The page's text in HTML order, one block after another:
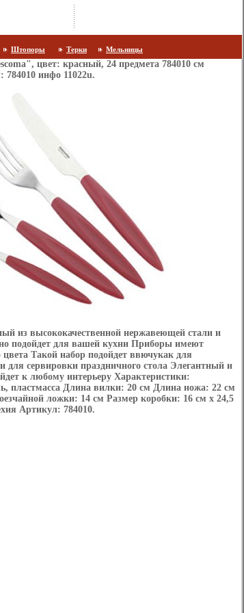
Штопоры Терки Мельницы
цвет: красный, 24 предмета 784010 см
инфо 11022u.
из высококачественной нержавеющей стали и
подойдет для вашей кухни Приборы имеют
Такой набор подойдет ввючукак для
для сервировки праздничного стола Элегантный и
к любому интерьеру Характеристики:
пластмасса Длина вилки: 20 см Длина ножа: 22 см
ложки: 14 см Размер коробки: 16 см х 24,5
Артикул: 784010.